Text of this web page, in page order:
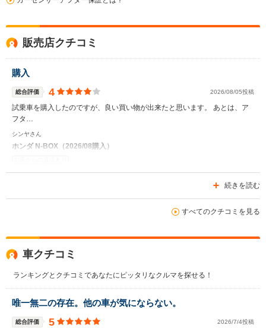
販売店クチコミ
購入
総合評価 4 2026/08/05投稿
試乗車を購入したのですが、良い買い物が出来たと思います。 あとは、ア
フタ…
シンヤさん
ホンダ N-BOX（2026/08購入）
続きを読む
すべてのクチコミを見る
車クチコミ
ランキングとクチコミであなたにピッタリなクルマを探せる！
唯一無二の存在。他の車が気にならない。
総合評価 5 2026/7/4投稿